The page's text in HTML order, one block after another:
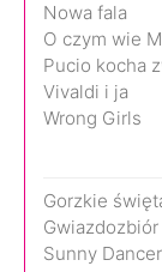
Nowa fala
O czym wie
Pucio kocha
Vivaldi i ja
Wrong Girls
Gorzkie
Gwiazdozbiór
Sunny Dancer